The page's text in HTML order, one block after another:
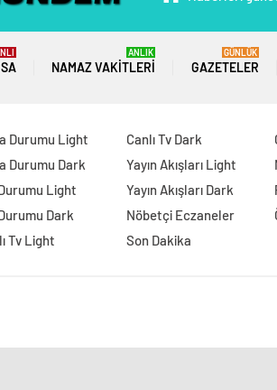
NAMAZ VAKITLERI
ANLIK
GAZETELER
GÜNLÜK
Durumu Light
Durumu Dark
Light
Dark
Tv Light
Canlı Tv Dark
Yayın Akışları Light
Yayın Akışları Dark
Nöbetçi Eczaneler
Son Dakika